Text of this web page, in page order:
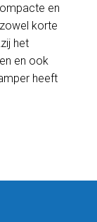
en
korte
het
en ook
heeft